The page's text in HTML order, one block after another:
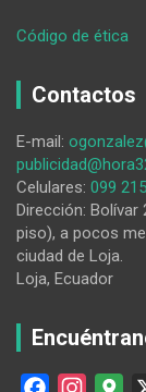
Código de ética
05-
Contactos
E-mail:
Celulares: 099
Dirección: Bolívar
piso), a pocos
ciudad de Loja.
Loja, Ecuador